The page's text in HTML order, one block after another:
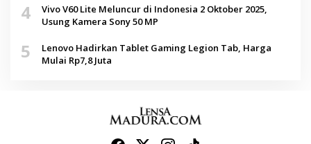
4
Vivo V60 Lite Meluncur di Indonesia 2 Oktober 2025,
Usung Kamera Sony 50 MP
5
Lenovo Hadirkan Tablet Gaming Legion Tab, Harga
Mulai Rp7,8 Juta